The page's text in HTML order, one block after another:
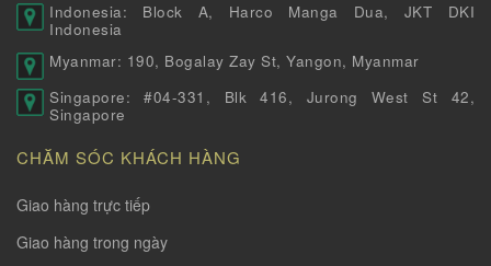
Indonesia: Block A, Harco Manga Dua, JKT DKI
Indonesia
Myanmar: 190, Bogalay Zay St, Yangon, Myanmar
Singapore: #04-331, Blk 416, Jurong West St 42,
Singapore
CHĂM SÓC KHÁCH HÀNG
Giao hàng trực tiếp
Giao hàng trong ngày